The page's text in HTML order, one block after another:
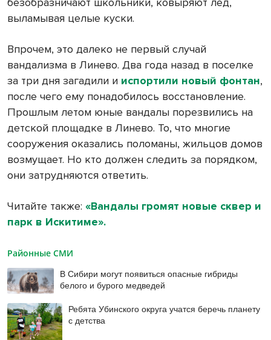
выламывая целые куски.
Впрочем, это далеко не первый случай
вандализма в Линево. Два года назад в поселке
за три дня загадили и испортили новый фонтан,
после чего ему понадобилось восстановление.
Прошлым летом юные вандалы порезвились на
детской площадке в Линево. То, что многие
сооружения оказались поломаны, жильцов домов
возмущает. Но кто должен следить за порядком,
они затрудняются ответить.
Читайте также: «Вандалы громят новые сквер и
парк в Искитиме».
Районные СМИ
В Сибири могут появиться опасные гибриды
белого и бурого медведей
Ребята Убинского округа учатся беречь планету
с детства